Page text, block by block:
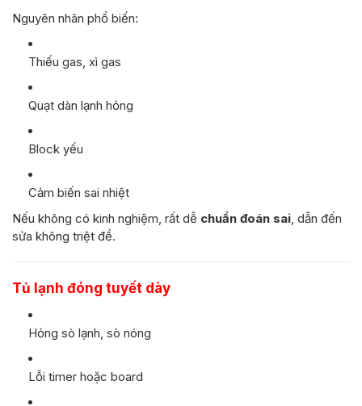
Nguyên nhân phổ biến:
Thiếu gas, xì gas
Quạt dàn lạnh hỏng
Block yếu
Cảm biến sai nhiệt
Nếu không có kinh nghiệm, rất dễ chuẩn đoán sai , dẫn đến
sửa không triệt để.
Tủ lạnh đóng tuyết dày
Hỏng sò lạnh, sò nóng
Lỗi timer hoặc board